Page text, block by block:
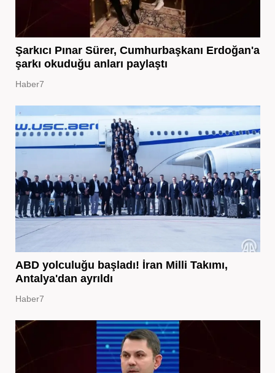
Şarkıcı Pınar Sürer, Cumhurbaşkanı Erdoğan'a
şarkı okuduğu anları paylaştı
Haber7
ABD yolculuğu başladı! İran Milli Takımı,
Antalya'dan ayrıldı
Haber7